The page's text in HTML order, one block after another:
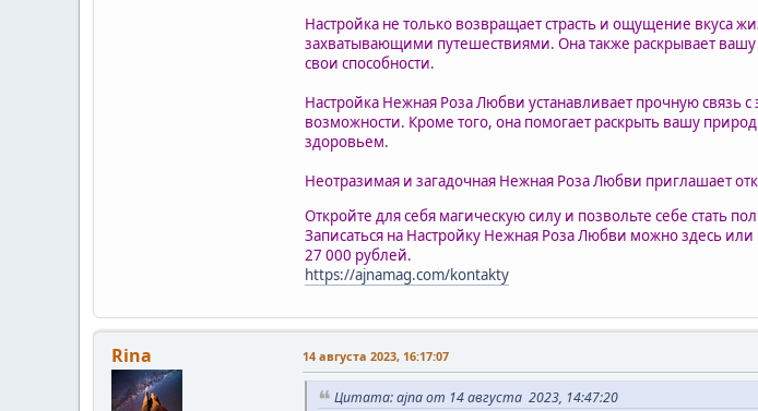
Настройка не только возвращает страсть и ощущение вкуса
захватывающими путешествиями. Она также раскрывает
свои способности.
Настройка Нежная Роза Любви устанавливает прочную связь
возможности. Кроме того, она помогает раскрыть вашу
здоровьем.
Неотразимая и загадочная Нежная Роза Любви приглашает
Откройте для себя магическую силу и позвольте себе стать
Записаться на Настройку Нежная Роза Любви можно здесь
27 000 рублей.
https://ajnamag.com/kontakty
Rina 14 августа 2023, 16:17:07
Цитата: ajna от 14 августа 2023, 14:47:20